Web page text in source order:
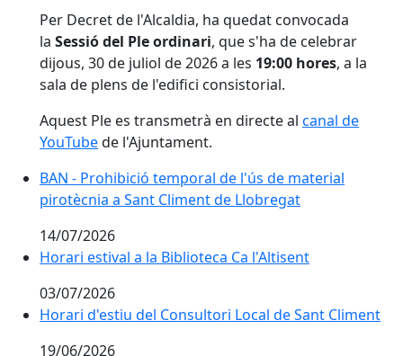
Per Decret de l'Alcaldia, ha quedat convocada
la Sessió del Ple ordinari, que s'ha de celebrar
dijous, 30 de juliol de 2026 a les 19:00 hores, a la
sala de plens de l'edifici consistorial.
Aquest Ple es transmetrà en directe al canal de
YouTubede l'Ajuntament.
BAN - Prohibició temporal de l'ús de material
BAN - Prohibició temporal de l'ús de material
pirotècnia a Sant Climent de Llobregat
14/07/2026
Horari estival a la Biblioteca Ca l'Altisent
Horari estival a la Biblioteca Ca l'Altisent
03/07/2026
Horari d'estiu del Consultori Local de Sant Climent
Horari d'estiu del Consultori Local de Sant Climent
19/06/2026